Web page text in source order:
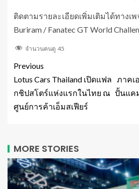
ติดตามรายละเอียดเพิ่มเติมได้ทางเพ
Buriram / Fanatec GT World
จำนวนคนดู 45
Previous
Lotus Cars Thailand เปิดแฟล
กชิปสโตร์แห่งแรกในไทย ณ
ศูนย์การค้าเอ็มสเฟียร์
ภาคเ
ปั้นแค
MORE STORIES